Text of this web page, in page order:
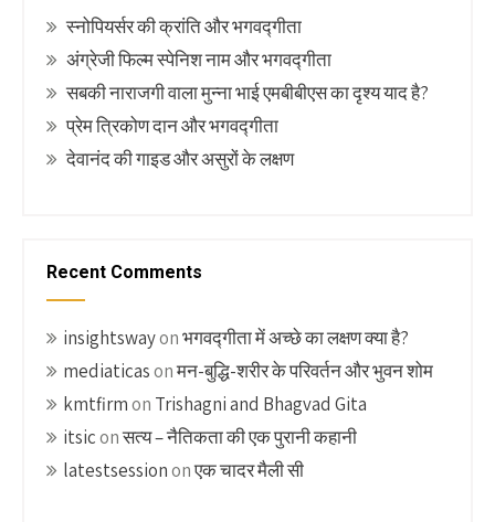
स्नोपियर्सर की क्रांति और भगवद्गीता
अंग्रेजी फिल्म स्पेनिश नाम और भगवद्गीता
सबकी नाराजगी वाला मुन्ना भाई एमबीबीएस का दृश्य याद है?
प्रेम त्रिकोण दान और भगवद्गीता
देवानंद की गाइड और असुरों के लक्षण
Recent Comments
insightswayonभगवद्गीता में अच्छे का लक्षण क्या है?
mediaticasonमन-बुद्धि-शरीर के परिवर्तन और भुवन शोम
kmtfirmon Trishagni and Bhagvad Gita
itsiconसत्य – नैतिकता की एक पुरानी कहानी
latestsessiononएक चादर मैली सी